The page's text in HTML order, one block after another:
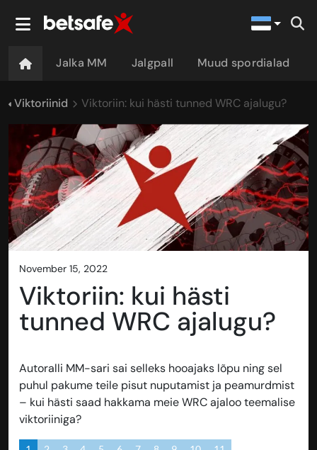
Jalka MM Jalgpall Muud spordialad
Viktoriinid Viktoriin: kui hästi tunned WRC ajalugu?
november 15, 2022
Viktoriin: kui hästi
tunned WRC ajalugu?
Autoralli MM-sari sai selleks hooajaks lõpu ning sel
puhul pakume teile pisut nuputamist ja peamurdmist
– kui hästi saad hakkama meie WRC ajaloo teemalise
viktoriiniga?